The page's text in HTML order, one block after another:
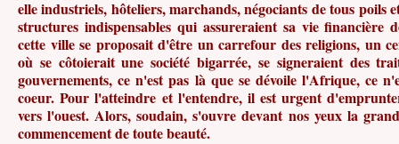
elle industriels, hôteliers, marchands, négociants de tous poils
structures indispensables qui assureraient sa vie financière
cette ville se proposait d'être un carrefour des religions, un
où se côtoierait une société bigarrée, se signeraient des
gouvernements, ce n'est pas là que se dévoile l'Afrique, ce
coeur. Pour l'atteindre et l'entendre, il est urgent
vers l'ouest. Alors, soudain, s'ouvre devant nos yeux la
commencement de toute beauté.